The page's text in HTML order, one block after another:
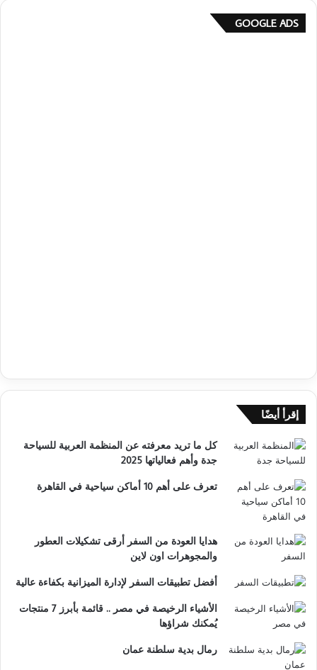
GOOGLE ADS
إقرأ أيضًا
كل ما تريد معرفته عن المنظمة العربية للسياحة
جدة وأهم فعالياتها 2025
تعرف على أهم 10 أماكن سياحية في القاهرة
هدايا العودة من السفر أرقى تشكيلات العطور
والمجوهرات اون لاين
أفضل تطبيقات السفر لإدارة الميزانية بكفاءة عالية
الأشياء الرخيصة في مصر .. قائمة بأبرز 7 منتجات
يُمكنك شراؤها
رمال بدية سلطنة عمان